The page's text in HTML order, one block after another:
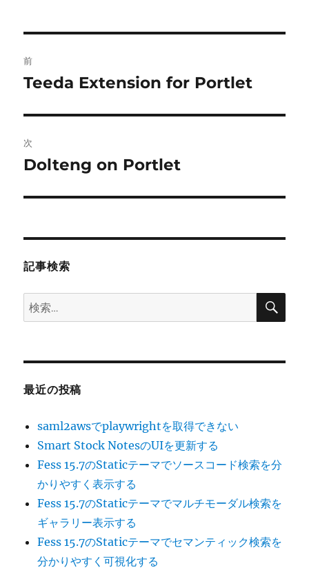
稿
ビ
ゲ
ー
前
前
投
稿:
Teeda Extension for Portlet
次
次
投
Dolteng on Portlet
記事検索
検
索:
検
最近の投稿
saml2awsでplaywrightを取得できない
Smart Stock NotesのUIを更新する
Fess 15.7のStaticテーマでソースコード検索を分
かりやすく表示する
Fess 15.7のStaticテーマでマルチモーダル検索を
ギャラリー表示する
Fess 15.7のStaticテーマでセマンティック検索を
分かりやすく可視化する